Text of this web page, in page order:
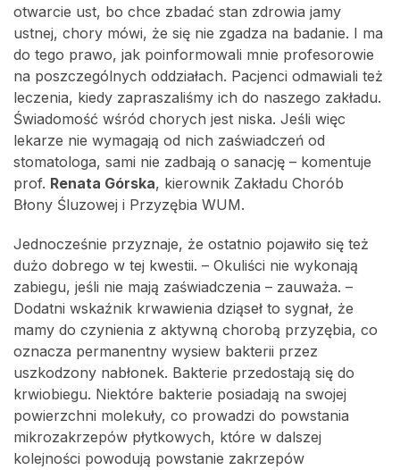
otwarcie ust, bo chce zbadać stan zdrowia jamy
ustnej, chory mówi, że się nie zgadza na badanie. I ma
do tego prawo, jak poinformowali mnie profesorowie
na poszczególnych oddziałach. Pacjenci odmawiali też
leczenia, kiedy zapraszaliśmy ich do naszego zakładu.
Świadomość wśród chorych jest niska. Jeśli więc
lekarze nie wymagają od nich zaświadczeń od
stomatologa, sami nie zadbają o sanację – komentuje
prof. Renata Górska, kierownik Zakładu Chorób
Błony Śluzowej i Przyzębia WUM.
Jednocześnie przyznaje, że ostatnio pojawiło się też
dużo dobrego w tej kwestii. – Okuliści nie wykonają
zabiegu, jeśli nie mają zaświadczenia – zauważa. –
Dodatni wskaźnik krwawienia dziąseł to sygnał, że
mamy do czynienia z aktywną chorobą przyzębia, co
oznacza permanentny wysiew bakterii przez
uszkodzony nabłonek. Bakterie przedostają się do
krwiobiegu. Niektóre bakterie posiadają na swojej
powierzchni molekuły, co prowadzi do powstania
mikrozakrzepów płytkowych, które w dalszej
kolejności powodują powstanie zakrzepów